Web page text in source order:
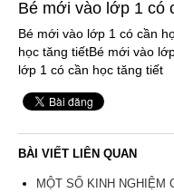
Bé mới vào lớp 1 có
Bé mới vào lớp 1 có cần
học tăng tiếtBé mới vào
lớp 1 có cần học tăng tiết
BÀI VIẾT LIÊN QUAN
MỘT SỐ KINH NGHIỆM